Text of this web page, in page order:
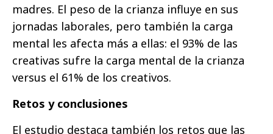
madres. El peso de la crianza influye en sus
jornadas laborales, pero también la carga
mental les afecta más a ellas: el 93% de las
creativas sufre la carga mental de la crianza
versus el 61% de los creativos.
Retos y conclusiones
El estudio destaca también los retos que las